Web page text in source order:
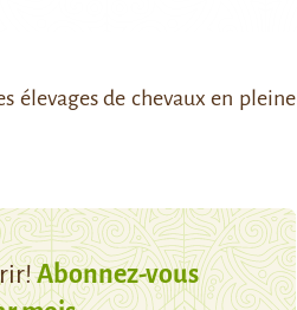
élevages de chevaux en pleine
Abonnez-vous